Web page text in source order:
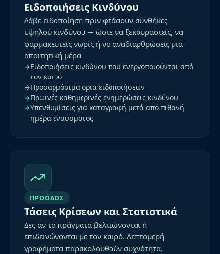
Ειδοποιήσεις Κινδύνου
Λάβε ειδοποίηση πριν φτάσουν συνθήκες
υψηλού κινδύνου — ώστε να ξεκουραστείς, να
φαρμακευτείς νωρίς ή να αναδιαρθρώσεις μια
απαιτητική μέρα.
Ειδοποιήσεις κινδύνου που ενεργοποιούνται από
τον καιρό
Προσαρμόσιμα όρια ειδοποιήσεων
Πρωινές καθημερινές ενημερώσεις κινδύνου
Υπενθυμίσεις για καταγραφή μετά από πιθανή
ημέρα εναύσματος
ΠΡΌΟΔΟΣ
Τάσεις Κρίσεων και Στατιστικά
Δες αν τα πράγματα βελτιώνονται ή
επιδεινώνονται με τον καιρό. Λεπτομερή
γραφήματα παρακολουθούν συχνότητα,